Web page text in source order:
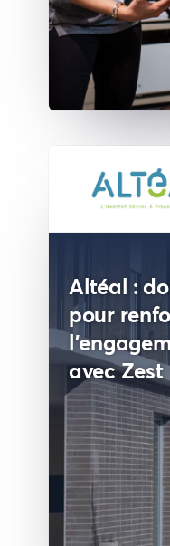
Altéal :
pour
avec Zest